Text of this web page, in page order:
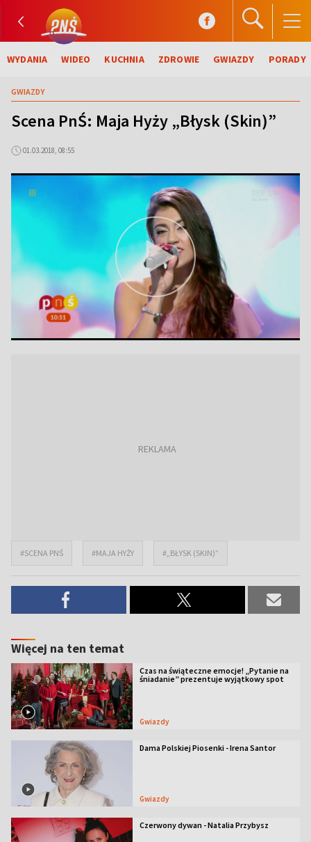
WYDANIA WIDEO KUCHNIA ZDROWIE GWIAZDY PORADY
GWIAZDY
Scena PnŚ: Maja Hyży „Błysk (Skin)”
01.03.2018, 08:55
#SCENA PNŚ #MAJA HYŻY #„BŁYSK (SKIN)”
Więcej na ten temat
Czas na świąteczne emocje! „Pytanie na
śniadanie” prezentuje wyjątkowy spot
Gwiazdy
Dama Polskiej Piosenki - Irena Santor
Gwiazdy
Czerwony dywan - Natalia Przybysz